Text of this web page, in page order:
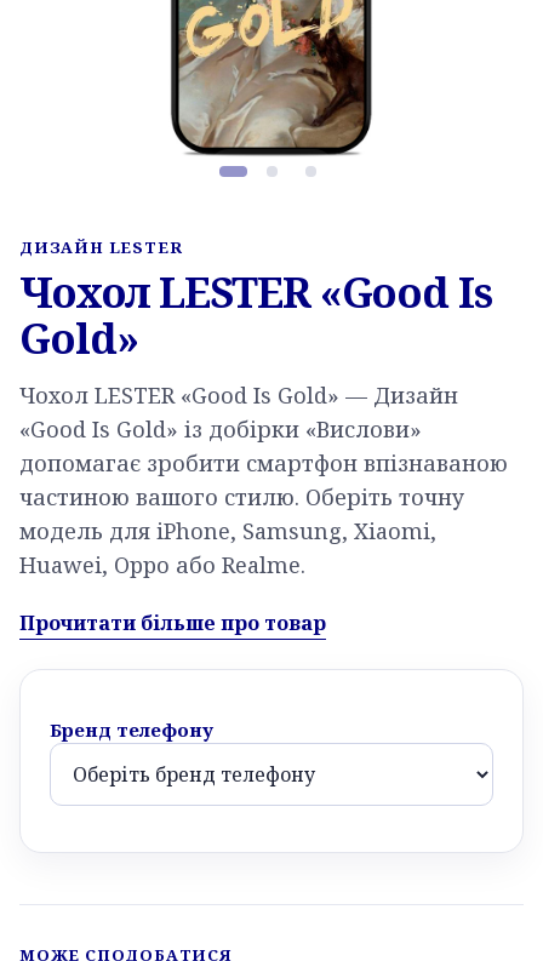
ДИЗАЙН LESTER
Чохол LESTER «Good Is
Gold»
Чохол LESTER «Good Is Gold» — Дизайн
«Good Is Gold» із добірки «Вислови»
допомагає зробити смартфон впізнаваною
частиною вашого стилю. Оберіть точну
модель для iPhone, Samsung, Xiaomi,
Huawei, Oppo або Realme.
Прочитати більше про товар
Бренд телефону
МОЖЕ СПОДОБАТИСЯ